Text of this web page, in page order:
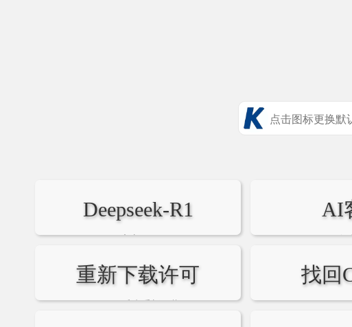
Deepseek-R1
官方API
AI
AI智
重新下载许可
license丢失重新下载
找回